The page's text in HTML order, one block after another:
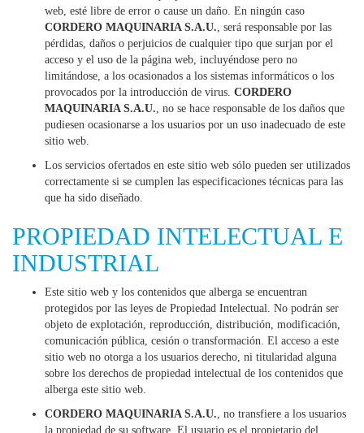
web, esté libre de error o cause un daño. En ningún caso
CORDERO MAQUINARIA S.A.U., será responsable por las
pérdidas, daños o perjuicios de cualquier tipo que surjan por el
acceso y el uso de la página web, incluyéndose pero no
limitándose, a los ocasionados a los sistemas informáticos o los
provocados por la introducción de virus. CORDERO
MAQUINARIA S.A.U., no se hace responsable de los daños que
pudiesen ocasionarse a los usuarios por un uso inadecuado de este
sitio web.
Los servicios ofertados en este sitio web sólo pueden ser utilizados
correctamente si se cumplen las especificaciones técnicas para las
que ha sido diseñado.
PROPIEDAD INTELECTUAL E
INDUSTRIAL
Este sitio web y los contenidos que alberga se encuentran
protegidos por las leyes de Propiedad Intelectual. No podrán ser
objeto de explotación, reproducción, distribución, modificación,
comunicación pública, cesión o transformación. El acceso a este
sitio web no otorga a los usuarios derecho, ni titularidad alguna
sobre los derechos de propiedad intelectual de los contenidos que
alberga este sitio web.
CORDERO MAQUINARIA S.A.U., no transfiere a los usuarios
la propiedad de su software. El usuario es el propietario del